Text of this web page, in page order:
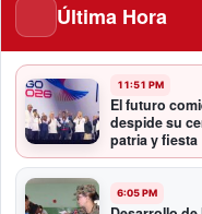
Última Hora
11:51 PM
El futuro
despide su
patria y fiesta
6:05 PM